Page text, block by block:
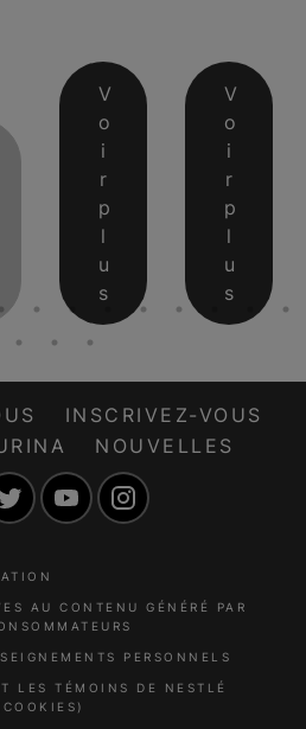
V
o
i
r
p
l
u
s
V
o
i
r
p
l
u
s
INSCRIVEZ-VOUS
NOUVELLES
Twitter YouTube
AU CONTENU GÉNÉRÉ PAR
PERSONNELS
LES TÉMOINS DE NESTLÉ